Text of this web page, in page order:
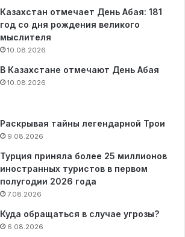
Казахстан отмечает День Абая: 181
год со дня рождения великого
мыслителя
10.08.2026
В Казахстане отмечают День Абая
10.08.2026
Раскрывая тайны легендарной Трои
9.08.2026
Турция приняла более 25 миллионов
иностранных туристов в первом
полугодии 2026 года
7.08.2026
Куда обращаться в случае угрозы?
6.08.2026